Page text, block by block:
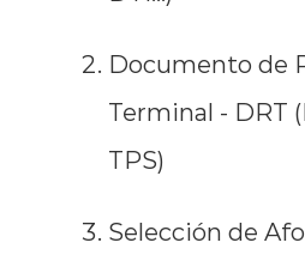
Documento de
Terminal - DRT
TPS)
Selección de